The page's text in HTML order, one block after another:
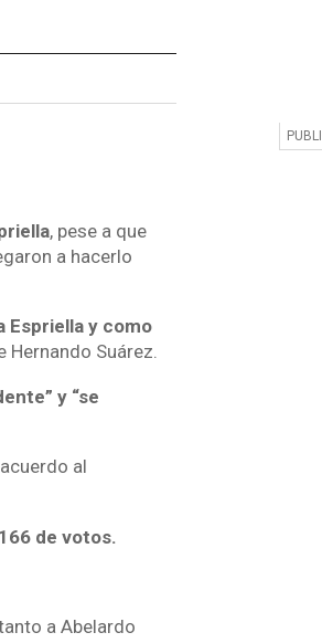
, pese a que
a hacerlo
Espriella y como
Suárez.
y “se
al
de votos.
a Abelardo